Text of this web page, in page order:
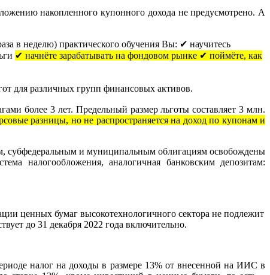
накопленного купонного дохода не предусмотрено. А
в неделю) практического обучения Вы: ✔ научитесь
✔ начнёте зарабатывать на фондовом рынке ✔ поймёте, как
для различных групп финансовых активов.
более 3 лет. Предельный размер льготы составляет 3 млн.
разницы, но не распространяется на доход по купонам и
субфедеральным и муниципальным облигациям освобождены
налогообложения, аналогичная банковским депозитам:
ценных бумаг высокотехнологичного сектора не подлежит
до 31 декабря 2022 года включительно.
налог на доходы в размере 13% от внесенной на ИИС в